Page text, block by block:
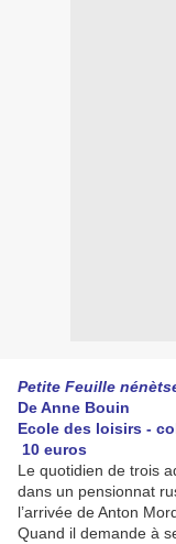
Petite Feuille
De Anne Bouin
Ecole des loisirs -
10 euros
Le quotidien de trois
dans un pensionnat
l’arrivée de Anton
Quand il demande à